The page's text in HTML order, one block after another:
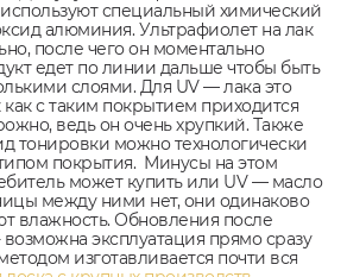
специальный химический
алюминия. Ультрафиолет на лак
после чего он моментально
едет по линии дальше чтобы быть
слоями. Для UV — лака это
с таким покрытием приходится
ведь он очень хрупкий. Также
тонировки можно технологически
покрытия. Минусы на этом
может купить или UV — масло
между ними нет, они одинаково
влажность. Обновления после
эксплуатация прямо сразу
изготавливается почти вся